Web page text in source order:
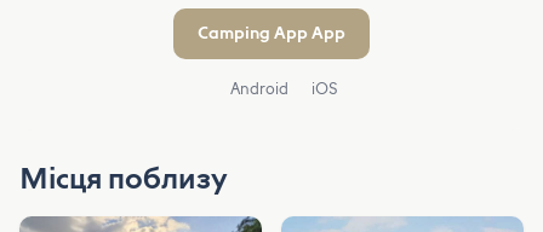
Camping App App
Android iOS
Місця поблизу